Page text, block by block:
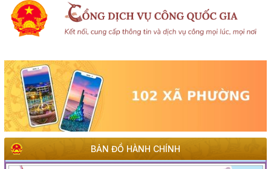
BẢN ĐỒ HÀNH CHÍNH